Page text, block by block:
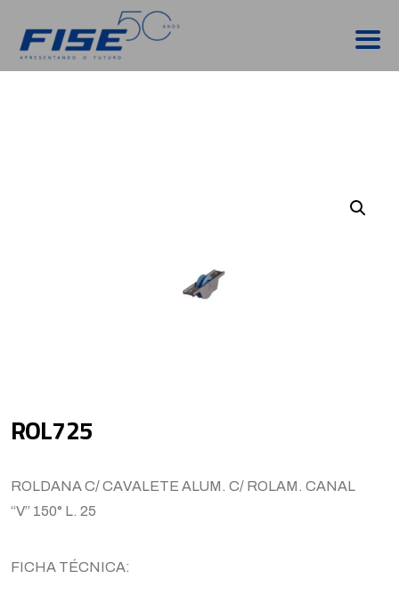
ROL725
ROLDANA C/ CAVALETE ALUM. C/ ROLAM. CANAL
“V” 150° L. 25
FICHA TÉCNICA: